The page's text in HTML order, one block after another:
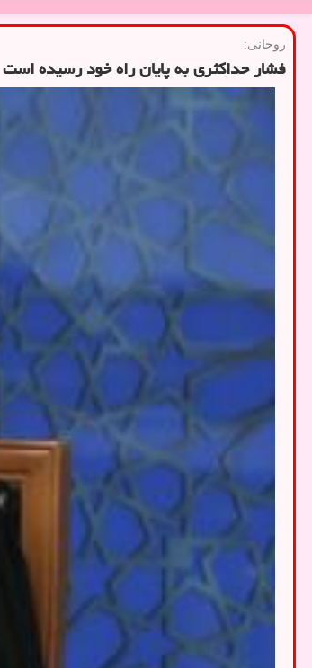
روحانی:
فشار حداكثری به پایان راه خود رسیده است